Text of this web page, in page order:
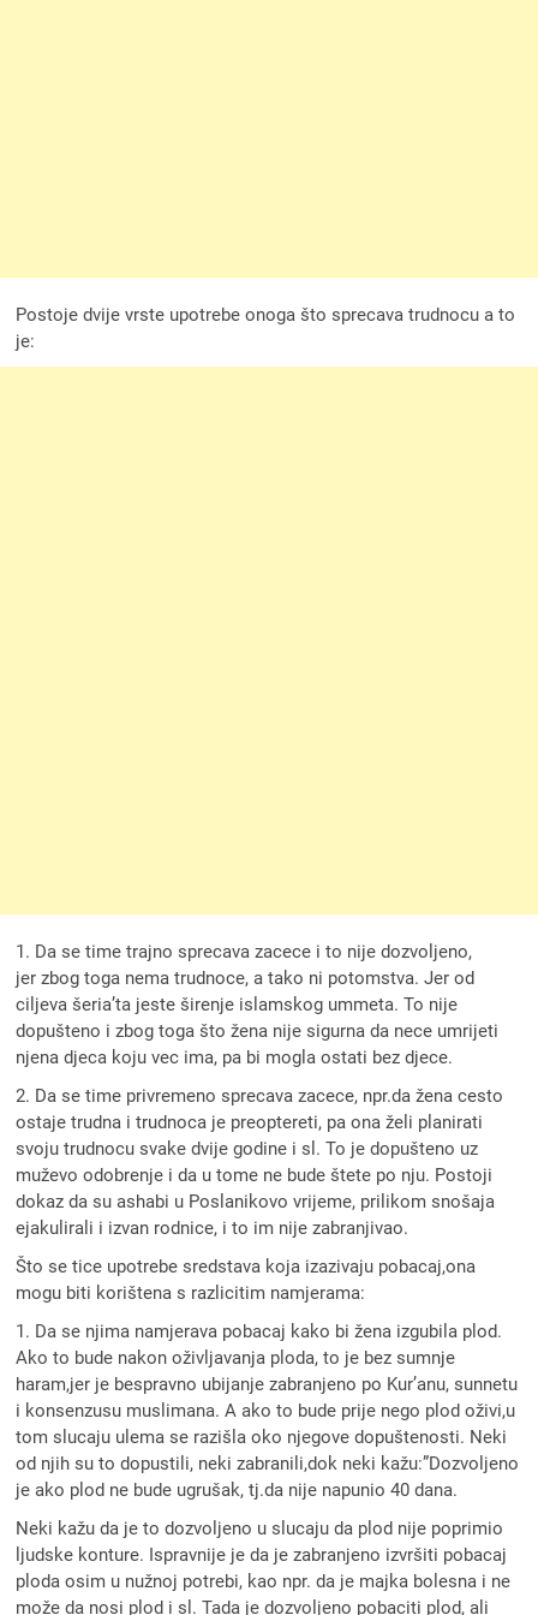
Postoje dvije vrste upotrebe onoga što sprecava trudnocu a to
je:
1. Da se time trajno sprecava zacece i to nije dozvoljeno,
jer zbog toga nema trudnoce, a tako ni potomstva. Jer od
ciljeva šeria’ta jeste širenje islamskog ummeta. To nije
dopušteno i zbog toga što žena nije sigurna da nece umrijeti
njena djeca koju vec ima, pa bi mogla ostati bez djece.
2. Da se time privremeno sprecava zacece, npr.da žena cesto
ostaje trudna i trudnoca je preoptereti, pa ona želi planirati
svoju trudnocu svake dvije godine i sl. To je dopušteno uz
muževo odobrenje i da u tome ne bude štete po nju. Postoji
dokaz da su ashabi u Poslanikovo vrijeme, prilikom snošaja
ejakulirali i izvan rodnice, i to im nije zabranjivao.
Što se tice upotrebe sredstava koja izazivaju pobacaj,ona
mogu biti korištena s razlicitim namjerama:
1. Da se njima namjerava pobacaj kako bi žena izgubila plod.
Ako to bude nakon oživljavanja ploda, to je bez sumnje
haram,jer je bespravno ubijanje zabranjeno po Kur’anu, sunnetu
i konsenzusu muslimana. A ako to bude prije nego plod oživi,u
tom slucaju ulema se razišla oko njegove dopuštenosti. Neki
od njih su to dopustili, neki zabranili,dok neki kažu:”Dozvoljeno
je ako plod ne bude ugrušak, tj.da nije napunio 40 dana.
Neki kažu da je to dozvoljeno u slucaju da plod nije poprimio
ljudske konture. Ispravnije je da je zabranjeno izvršiti pobacaj
ploda osim u nužnoj potrebi, kao npr. da je majka bolesna i ne
može da nosi plod i sl. Tada je dozvoljeno pobaciti plod, ali